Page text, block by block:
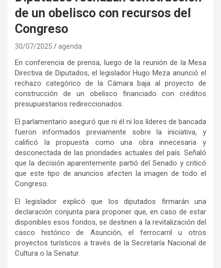
de un obelisco con recursos del
Congreso
30/07/2025 agenda
En conferencia de prensa, luego de la reunión de la Mesa
Directiva de Diputados, el legislador Hugo Meza anunció el
rechazo categórico de la Cámara baja al proyecto de
construcción de un obelisco financiado con créditos
presupuestarios redireccionados.
El parlamentario aseguró que ni él ni los líderes de bancada
fueron informados previamente sobre la iniciativa, y
calificó la propuesta como una obra innecesaria y
desconectada de las prioridades actuales del país. Señaló
que la decisión aparentemente partió del Senado y criticó
que este tipo de anuncios afecten la imagen de todo el
Congreso.
El legislador explicó que los diputados firmarán una
declaración conjunta para proponer que, en caso de estar
disponibles esos fondos, se destinen a la revitalización del
casco histórico de Asunción, el ferrocarril u otros
proyectos turísticos a través de la Secretaría Nacional de
Cultura o la Senatur.